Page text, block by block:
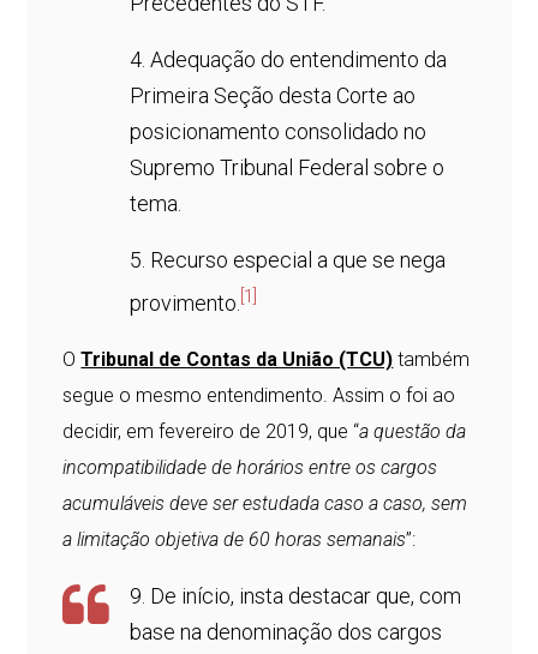
4. Adequação do entendimento da
Primeira Seção desta Corte ao
posicionamento consolidado no
Supremo Tribunal Federal sobre o
tema.
5. Recurso especial a que se nega
provimento. [1]
OTribunal de Contas da União (TCU) também
segue o mesmo entendimento. Assim o foi ao
decidir, em fevereiro de 2019, que “a questão da
incompatibilidade de horários entre os cargos
acumuláveis deve ser estudada caso a caso, sem
a limitação objetiva de 60 horas semanais”:
9. De início, insta destacar que, com
base na denominação dos cargos